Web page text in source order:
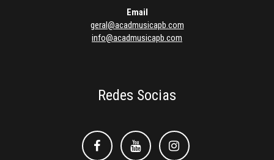
Email
geral@acadmusicapb.com
info@acadmusicapb.com
Redes Socias
FacebookFacebookInstagram